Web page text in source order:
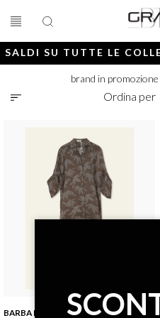
SALDI SU TUTTE LE
E
brand in
Ordina per
BARBA NAPOLI